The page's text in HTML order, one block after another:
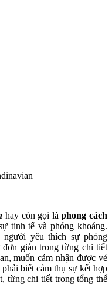
hay còn gọi làphong cách
tinh tế và phóng khoáng.
yêu thích sự phóng
giản trong từng chi tiết
muốn cảm nhận được vẻ
biết cảm thụ sự kết hợp
từng chi tiết trong tổng thể